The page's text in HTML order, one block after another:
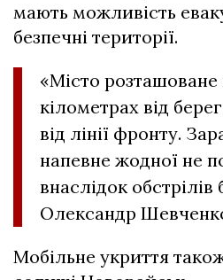
мають можливість
безпечні території.
«Місто розташоване
кілометрах від
від лінії фронту.
напевне жодної не
внаслідок обстрілів
Олександр
Мобільне укриття